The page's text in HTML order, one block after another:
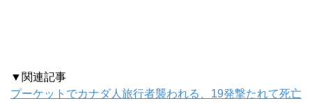
▼関連記事
プーケットでカナダ人旅行者襲われる、19発撃たれて死亡